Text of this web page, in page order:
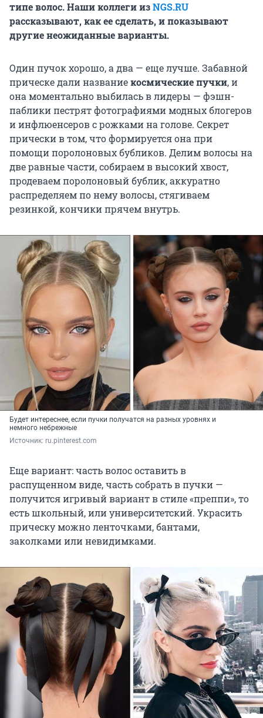
типе волос. Наши коллеги изNGS.RU
рассказывают, как ее сделать, и показывают
другие неожиданные варианты.
Один пучок хорошо, а два — еще лучше. Забавной
прическе дали названиекосмические пучки, и
она моментально выбилась в лидеры — фэшн-
паблики пестрят фотографиями модных блогеров
и инфлюенсеров с рожками на голове. Секрет
прически в том, что формируется она при
помощи поролоновых бубликов. Делим волосы на
две равные части, собираем в высокий хвост,
продеваем поролоновый бублик, аккуратно
распределяем по нему волосы, стягиваем
резинкой, кончики прячем внутрь.
Будет интереснее, если пучки получатся на разных уровнях и
немного небрежные
Источник: ru.pinterest.com
Еще вариант: часть волос оставить в
распущенном виде, часть собрать в пучки —
получится игривый вариант в стиле «преппи», то
есть школьный, или университетский. Украсить
прическу можно ленточками, бантами,
заколками или невидимками.